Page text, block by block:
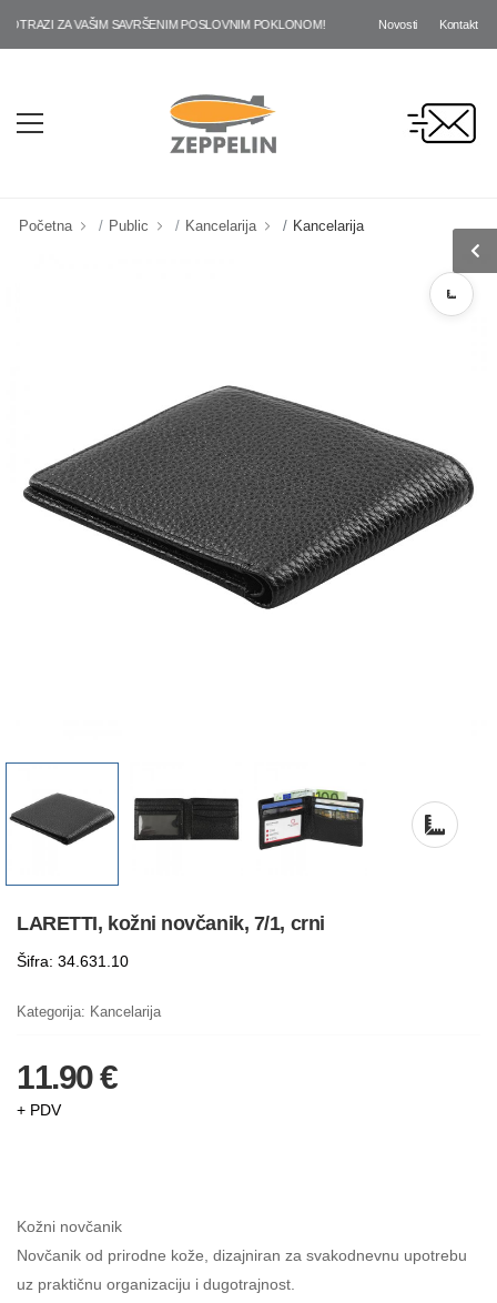
ZA VAŠIM SAVRŠENIM POSLOVNIM POKLONOM! Novosti Kontakt
Početna Public Kancelarija Kancelarija
LARETTI, kožni novčanik, 7/1, crni
Šifra: 34.631.10
Kategorija: Kancelarija
11.90 €
+ PDV
Kožni novčanik
Novčanik od prirodne kože, dizajniran za svakodnevnu upotrebu
uz praktičnu organizaciju i dugotrajnost.